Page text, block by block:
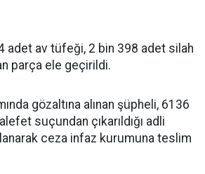
adet av tüfeği, 2 bin 398 adet silah
parça ele geçirildi.
gözaltına alınan şüpheli, 6136
suçundan çıkarıldığı adli
ceza infaz kurumuna teslim